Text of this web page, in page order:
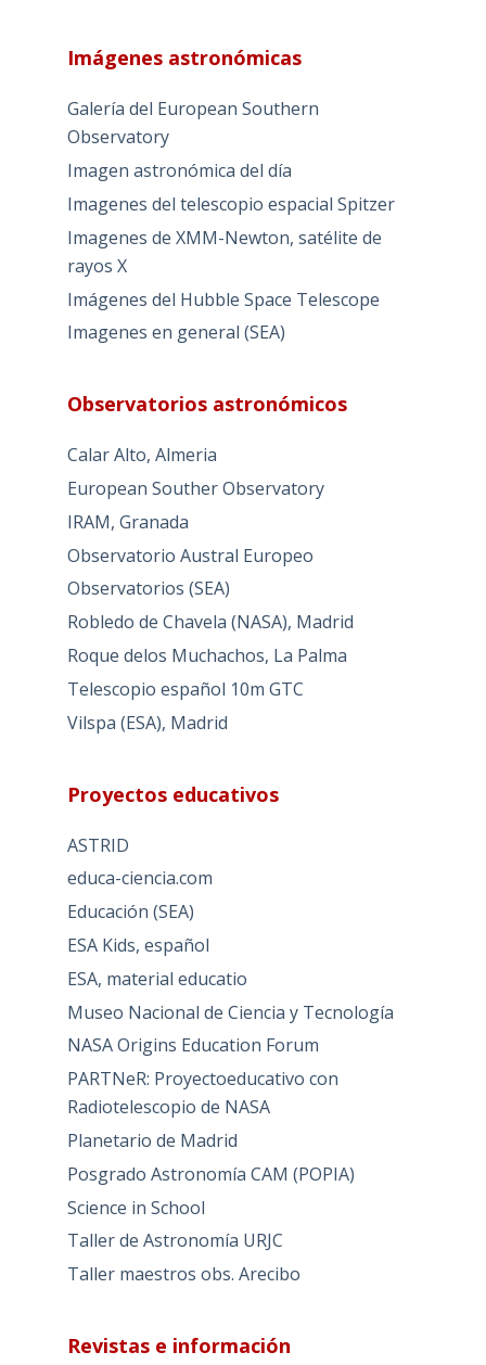
Imágenes astronómicas
Galería del European Southern
Observatory
Imagen astronómica del día
Imagenes del telescopio espacial Spitzer
Imagenes de XMM-Newton, satélite de
rayos X
Imágenes del Hubble Space Telescope
Imagenes en general (SEA)
Observatorios astronómicos
Calar Alto, Almeria
European Souther Observatory
IRAM, Granada
Observatorio Austral Europeo
Observatorios (SEA)
Robledo de Chavela (NASA), Madrid
Roque delos Muchachos, La Palma
Telescopio español 10m GTC
Vilspa (ESA), Madrid
Proyectos educativos
ASTRID
educa-ciencia.com
Educación (SEA)
ESA Kids, español
ESA, material educatio
Museo Nacional de Ciencia y Tecnología
NASA Origins Education Forum
PARTNeR: Proyectoeducativo con
Radiotelescopio de NASA
Planetario de Madrid
Posgrado Astronomía CAM (POPIA)
Science in School
Taller de Astronomía URJC
Taller maestros obs. Arecibo
Revistas e información